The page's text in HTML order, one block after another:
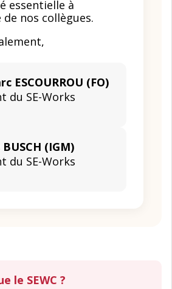
essentielle à
de nos collègues.
ESCOURROU (FO)
du SE-Works
(IGM)
du SE-Works
le SEWC ?